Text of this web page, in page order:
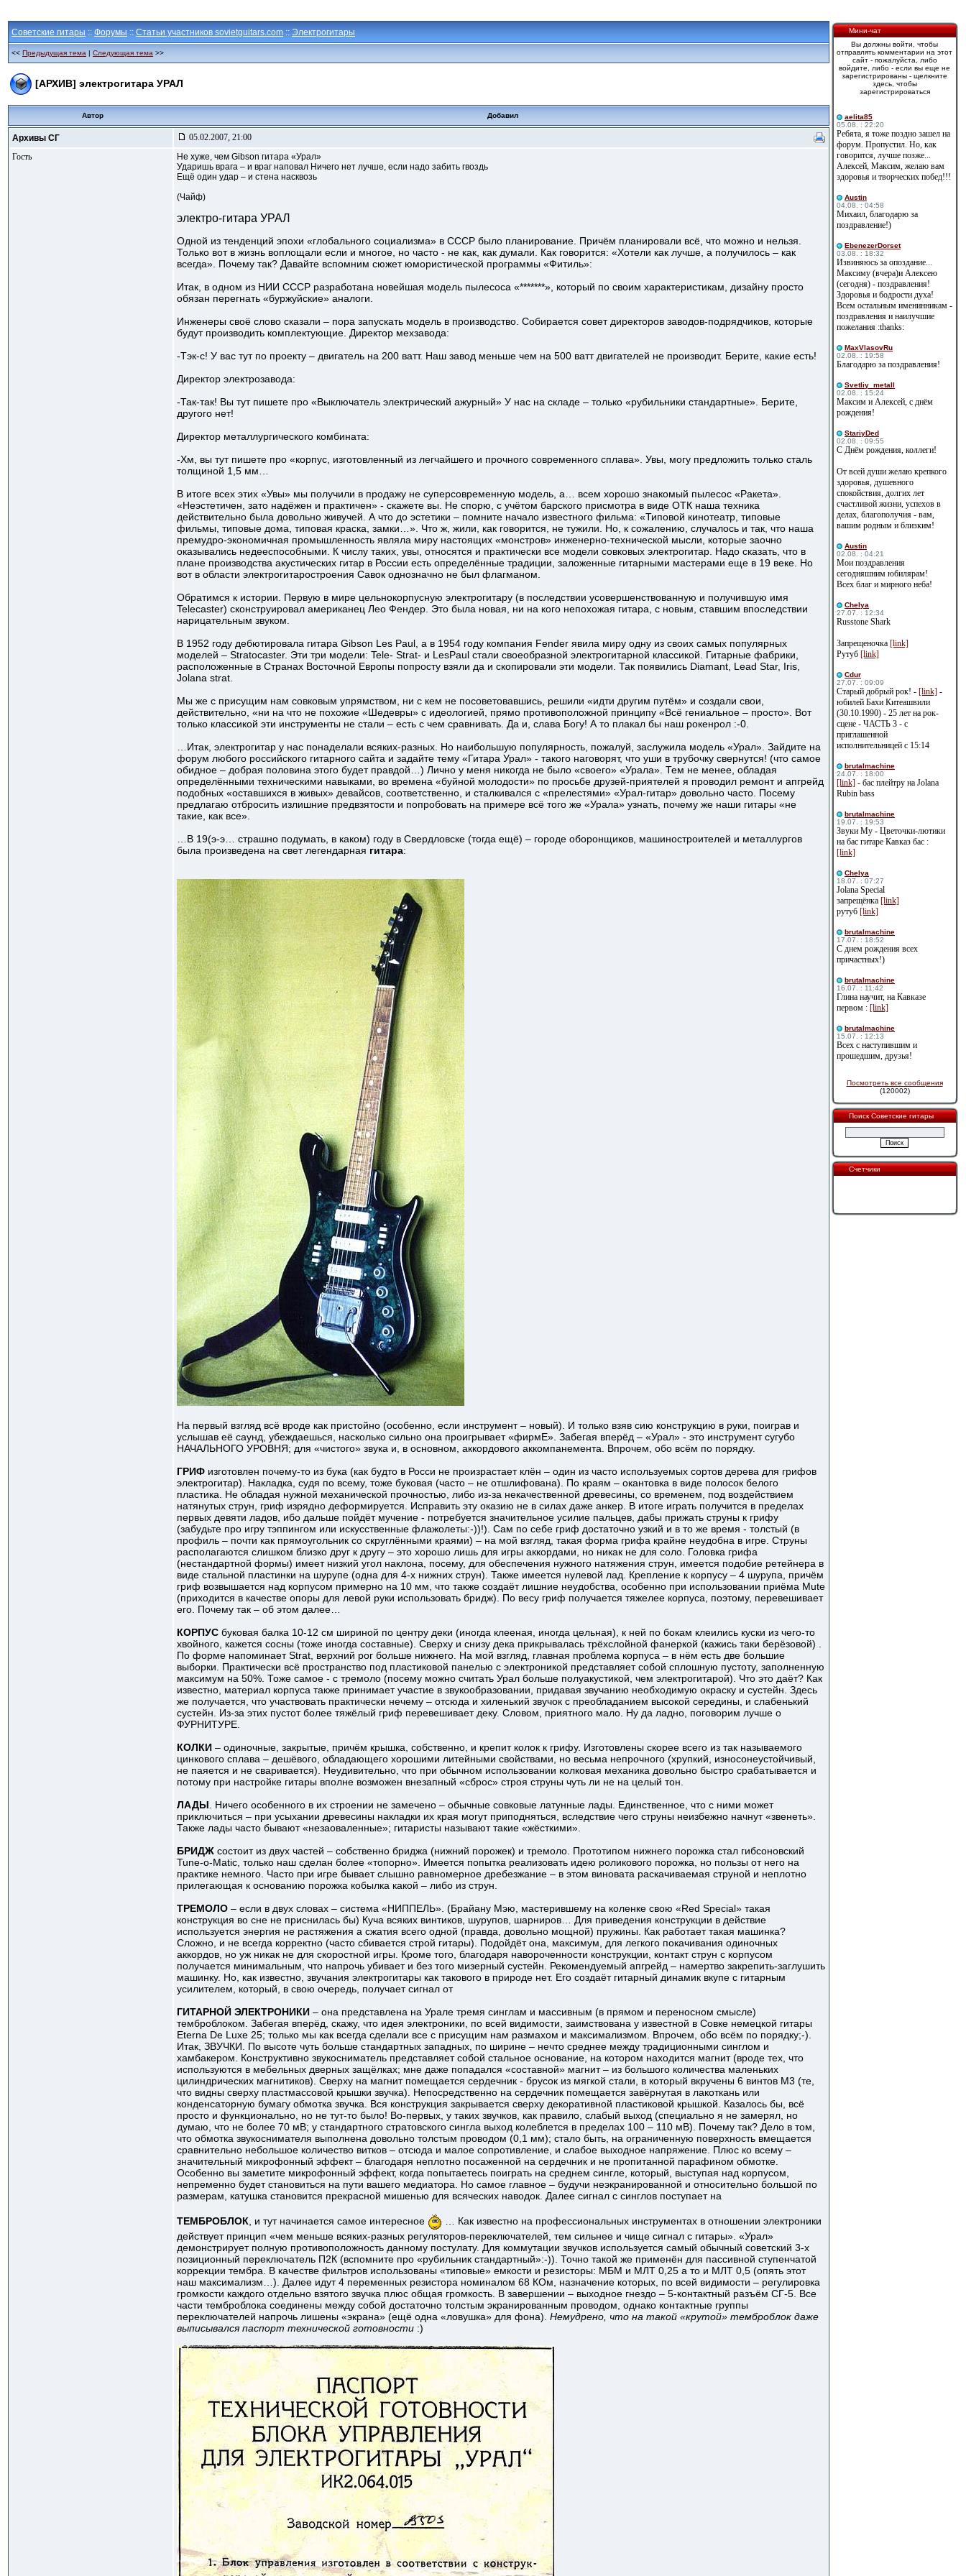
Советские гитары :: Форумы :: Статьи участников sovietguitars.com :: Электрогитары
<< Предыдущая тема | Следующая тема >>
[АРХИВ] электрогитара УРАЛ
Автор Добавил
Архивы СГ
05.02.2007, 21:00
Гость
Не хуже, чем Gibson гитара «Урал»
Ударишь врага – и враг наповал Ничего нет лучше, если надо забить гвоздь
Ещё один удар – и стена насквозь
(Чайф)
электро-гитара УРАЛ
Одной из тенденций эпохи «глобального социализма» в СССР было планирование. Причём планировали всё, что можно и нельзя.
Только вот в жизнь воплощали если и многое, но часто - не как, как думали. Как говорится: «Хотели как лучше, а получилось – как
всегда». Почему так? Давайте вспомним сюжет юмористической программы «Фитиль»:
Итак, в одном из НИИ СССР разработана новейшая модель пылесоса «*******», который по своим характеристикам, дизайну просто
обязан перегнать «буржуйские» аналоги.
Инженеры своё слово сказали – пора запускать модель в производство. Собирается совет директоров заводов-подрядчиков, которые
будут производить комплектующие. Директор мехзавода:
-Тэк-с! У вас тут по проекту – двигатель на 200 ватт. Наш завод меньше чем на 500 ватт двигателей не производит. Берите, какие есть!
Директор электрозавода:
-Так-так! Вы тут пишете про «Выключатель электрический ажурный» У нас на складе – только «рубильники стандартные». Берите,
другого нет!
Директор металлургического комбината:
-Хм, вы тут пишете про «корпус, изготовленный из легчайшего и прочного современного сплава». Увы, могу предложить только сталь
толщиной 1,5 мм…
В итоге всех этих «Увы» мы получили в продажу не суперсовременную модель, а… всем хорошо знакомый пылесос «Ракета».
«Неэстетичен, зато надёжен и практичен» - скажете вы. Не спорю, с учётом барского присмотра в виде ОТК наша техника
действительно была довольно живучей. А что до эстетики – помните начало известного фильма: «Типовой кинотеатр, типовые
фильмы, типовые дома, типовая краска, замки…». Что ж, жили, как говорится, не тужили. Но, к сожалению, случалось и так, что наша
премудро-экономичная промышленность являла миру настоящих «монстров» инженерно-технической мысли, которые заочно
оказывались недееспособными. К числу таких, увы, относятся и практически все модели совковых электрогитар. Надо сказать, что в
плане производства акустических гитар в России есть определённые традиции, заложенные гитарными мастерами еще в 19 веке. Но
вот в области электрогитаростроения Савок однозначно не был флагманом.
Обратимся к истории. Первую в мире цельнокорпусную электрогитару (в последствии усовершенствованную и получившую имя
Telecaster) сконструировал американец Лео Фендер. Это была новая, ни на кого непохожая гитара, с новым, ставшим впоследствии
нарицательным звуком.
В 1952 году дебютировала гитара Gibson Les Paul, а в 1954 году компания Fender явила миру одну из своих самых популярных
моделей – Stratoсaster. Эти три модели: Tele- Strat- и LesPaul стали своеобразной электрогитарной классикой. Гитарные фабрики,
расположенные в Странах Восточной Европы попросту взяли да и скопировали эти модели. Так появились Diamant, Lead Star, Iris,
Jolana strat.
Мы же с присущим нам совковым упрямством, ни с кем не посоветовавшись, решили «идти другим путём» и создали свои,
действительно, «ни на что не похожие «Шедевры» с идеологией, прямо противоположной принципу «Всё гениальное – просто». Вот
только классикой эти инструменты не стали – есть с чем сравнивать. Да и, слава Богу! А то плакал бы наш рокенрол :-0.
…Итак, электрогитар у нас понаделали всяких-разных. Но наибольшую популярность, пожалуй, заслужила модель «Урал». Зайдите на
форум любого российского гитарного сайта и задайте тему «Гитара Урал» - такого наговорят, что уши в трубочку свернутся! (что самое
обидное – добрая половина этого будет правдой…) Лично у меня никогда не было «своего» «Урала». Тем не менее, обладая
определёнными техническими навыками, во времена «буйной молодости» по просьбе друзей-приятелей я проводил ремонт и апгрейд
подобных «оставшихся в живых» девайсов, соответственно, и сталкивался с «прелестями» «Урал-гитар» довольно часто. Посему
предлагаю отбросить излишние предвзятости и попробовать на примере всё того же «Урала» узнать, почему же наши гитары «не
такие, как все».
…В 19(э-э… страшно подумать, в каком) году в Свердловске (тогда ещё) – городе оборонщиков, машиностроителей и металлургов
была произведена на свет легендарная гитара:
На первый взгляд всё вроде как пристойно (особенно, если инструмент – новый). И только взяв сию конструкцию в руки, поиграв и
услышав её саунд, убеждаешься, насколько сильно она проигрывает «фирмЕ». Забегая вперёд – «Урал» - это инструмент сугубо
НАЧАЛЬНОГО УРОВНЯ; для «чистого» звука и, в основном, аккордового аккомпанемента. Впрочем, обо всём по порядку.
ГРИФ изготовлен почему-то из бука (как будто в Росси не произрастает клён – один из часто используемых сортов дерева для грифов
электрогитар). Накладка, судя по всему, тоже буковая (часто – не отшлифована). По краям – окантовка в виде полосок белого
пластика. Не обладая нужной механической прочностью, либо из-за некачественной древесины, со временем, под воздействием
натянутых струн, гриф изрядно деформируется. Исправить эту оказию не в силах даже анкер. В итоге играть получится в пределах
первых девяти ладов, ибо дальше пойдёт мучение - потребуется значительное усилие пальцев, дабы прижать струны к грифу
(забудьте про игру тэппингом или искусственные флажолеты:-))!). Сам по себе гриф достаточно узкий и в то же время - толстый (в
профиль – почти как прямоугольник со скруглёнными краями) – на мой взгляд, такая форма грифа крайне неудобна в игре. Струны
располагаются слишком близко друг к другу – это хорошо лишь для игры аккордами, но никак не для соло. Головка грифа
(нестандартной формы) имеет низкий угол наклона, посему, для обеспечения нужного натяжения струн, имеется подобие ретейнера в
виде стальной пластинки на шурупе (одна для 4-х нижних струн). Также имеется нулевой лад. Крепление к корпусу – 4 шурупа, причём
гриф возвышается над корпусом примерно на 10 мм, что также создаёт лишние неудобства, особенно при использовании приёма Mute
(приходится в качестве опоры для левой руки использовать бридж). По весу гриф получается тяжелее корпуса, поэтому, перевешивает
его. Почему так – об этом далее…
КОРПУС буковая балка 10-12 см шириной по центру деки (иногда клееная, иногда цельная), к ней по бокам клеились куски из чего-то
хвойного, кажется сосны (тоже иногда составные). Сверху и снизу дека прикрывалась трёхслойной фанеркой (кажись таки берёзовой) .
По форме напоминает Strat, верхний рог больше нижнего. На мой взгляд, главная проблема корпуса – в нём есть две большие
выборки. Практически всё пространство под пластиковой панелью с электроникой представляет собой сплошную пустоту, заполненную
максимум на 50%. Тоже самое - с тремоло (посему можно считать Урал больше полуакустикой, чем электрогитарой). Что это даёт? Как
известно, материал корпуса также принимает участие в звукообразовании, придавая звучанию необходимую окраску и сустейн. Здесь
же получается, что участвовать практически нечему – отсюда и хиленький звучок с преобладанием высокой середины, и слабенький
сустейн. Из-за этих пустот более тяжёлый гриф перевешивает деку. Словом, приятного мало. Ну да ладно, поговорим лучше о
ФУРНИТУРЕ.
КОЛКИ – одиночные, закрытые, причём крышка, собственно, и крепит колок к грифу. Изготовлены скорее всего из так называемого
цинкового сплава – дешёвого, обладающего хорошими литейными свойствами, но весьма непрочного (хрупкий, износонеустойчивый,
не паяется и не сваривается). Неудивительно, что при обычном использовании колковая механика довольно быстро срабатывается и
потому при настройке гитары вполне возможен внезапный «сброс» строя струны чуть ли не на целый тон.
ЛАДЫ . Ничего особенного в их строении не замечено – обычные совковые латунные лады. Единственное, что с ними может
приключиться – при усыхании древесины накладки их края могут приподняться, вследствие чего струны неизбежно начнут «звенеть».
Также лады часто бывают «незаоваленные»; гитаристы называют такие «жёсткими».
БРИДЖ состоит из двух частей – собственно бриджа (нижний порожек) и тремоло. Прототипом нижнего порожка стал гибсоновский
Tune-o-Matic, только наш сделан более «топорно». Имеется попытка реализовать идею роликового порожка, но пользы от него на
практике немного. Часто при игре бывает слышно равномерное дребезжание – в этом виновата раскачиваемая струной и неплотно
прилегающая к основанию порожка кобылка какой – либо из струн.
ТРЕМОЛО – если в двух словах – система «НИППЕЛЬ». (Брайану Мэю, мастерившему на коленке свою «Red Special» такая
конструкция во сне не приснилась бы) Куча всяких винтиков, шурупов, шарниров… Для приведения конструкции в действие
используется энергия не растяжения а сжатия всего одной (правда, довольно мощной) пружины. Как работает такая машинка?
Сложно, и не всегда корректно (часто сбивается строй гитары). Подойдёт она, максимум, для легкого покачивания одиночных
аккордов, но уж никак не для скоростной игры. Кроме того, благодаря навороченности конструкции, контакт струн с корпусом
получается минимальным, что напрочь убивает и без того мизерный сустейн. Рекомендуемый апгрейд – намертво закрепить-заглушить
машинку. Но, как известно, звучания электрогитары как такового в природе нет. Его создаёт гитарный динамик вкупе с гитарным
усилителем, который, в свою очередь, получает сигнал от
ГИТАРНОЙ ЭЛЕКТРОНИКИ – она представлена на Урале тремя синглам и массивным (в прямом и переносном смысле)
темброблоком. Забегая вперёд, скажу, что идея электроники, по всей видимости, заимствована у известной в Совке немецкой гитары
Eterna De Luxe 25; только мы как всегда сделали все с присущим нам размахом и максимализмом. Впрочем, обо всём по порядку;-).
Итак, ЗВУЧКИ. По высоте чуть больше стандартных западных, по ширине – нечто среднее между традиционными синглом и
хамбакером. Конструктивно звукосниматель представляет собой стальное основание, на котором находится магнит (вроде тех, что
используются в мебельных дверных защёлках; мне даже попадался «составной» магнит – из большого количества маленьких
цилиндрических магнитиков). Сверху на магнит помещается сердечник - брусок из мягкой стали, в который вкручены 6 винтов М3 (те,
что видны сверху пластмассовой крышки звучка). Непосредственно на сердечник помещается завёрнутая в лакоткань или
конденсаторную бумагу обмотка звучка. Вся конструкция закрывается сверху декоративной пластиковой крышкой. Казалось бы, всё
просто и функционально, но не тут-то было! Во-первых, у таких звучков, как правило, слабый выход (специально я не замерял, но
думаю, что не более 70 мВ; у стандартного стратовского сингла выход колеблется в пределах 100 – 110 мВ). Почему так? Дело в том,
что обмотка звукоснимателя выполнена довольно толстым проводом (0,1 мм); стало быть, на ограниченную поверхность вмещается
сравнительно небольшое количество витков – отсюда и малое сопротивление, и слабое выходное напряжение. Плюс ко всему –
значительный микрофонный эффект – благодаря неплотно посаженной на сердечник и не пропитанной парафином обмотке.
Особенно вы заметите микрофонный эффект, когда попытаетесь поиграть на среднем сингле, который, выступая над корпусом,
непременно будет становиться на пути вашего медиатора. Но самое главное – будучи неэкранированной и относительно большой по
размерам, катушка становится прекрасной мишенью для всяческих наводок. Далее сигнал с синглов поступает на
ТЕМБРОБЛОК , и тут начинается самое интересное
… Как известно на профессиональных инструментах в отношении электроники
действует принцип «чем меньше всяких-разных регуляторов-переключателей, тем сильнее и чище сигнал с гитары». «Урал»
демонстрирует полную противоположность данному постулату. Для коммутации звучков используется самый обычный советский 3-х
позиционный переключатель П2К (вспомните про «рубильник стандартный»:-)). Точно такой же применён для пассивной ступенчатой
коррекции тембра. В качестве фильтров использованы «типовые» емкости и резисторы: МБМ и МЛТ 0,25 а то и МЛТ 0,5 (опять этот
наш максимализм…). Далее идут 4 переменных резистора номиналом 68 КОм, назначение которых, по всей видимости – регулировка
громкости каждого отдельно взятого звучка плюс общая громкость. В завершении – выходное гнездо – 5-контактный разъём СГ-5. Все
части темброблока соединены между собой достаточно толстым экранированным проводом, однако контактные группы
переключателей напрочь лишены «экрана» (ещё одна «ловушка» для фона). Немудрено, что на такой «крутой» темброблок даже
выписывался паспорт технической готовности :)
Мини-чат
Вы должны войти, чтобы
отправлять комментарии на этот
сайт - пожалуйста, либо
войдите, либо - если вы еще не
зарегистрированы - щелкните
здесь, чтобы
зарегистрироваться
aelita85
05.08. : 22:20
Ребята, я тоже поздно зашел на
форум. Пропустил. Но, как
говорится, лучше позже...
Алексей, Максим, желаю вам
здоровья и творческих побед!!!
Austin
04.08. : 04:58
Михаил, благодарю за
поздравление!)
EbenezerDorset
03.08. : 18:32
Извиняюсь за опоздание...
Максиму (вчера)и Алексею
(сегодня) - поздравления!
Здоровья и бодрости духа!
Всем остальным именинникам -
поздравления и наилучшие
пожелания :thanks:
MaxVlasovRu
02.08. : 19:58
Благодарю за поздравления!
Svetliy_metall
02.08. : 15:24
Максим и Алексей, с днём
рождения!
StariyDed
02.08. : 09:55
С Днём рождения, коллеги!
От всей души желаю крепкого
здоровья, душевного
спокойствия, долгих лет
счастливой жизни, успехов в
делах, благополучия - вам,
вашим родным и близким!
Austin
02.08. : 04:21
Мои поздравления
сегодняшним юбилярам!
Всех благ и мирного неба!
Сhelya
27.07. : 12:34
Russtone Shark
Запрещеночка [link]
Рутуб [link]
Cdur
27.07. : 09:09
Старый добрый рок! - [link] -
юбилей Бахи Китеашвили
(30.10.1990) - 25 лет на рок-
сцене - ЧАСТЬ 3 - с
приглашенной
исполнительницей с 15:14
brutalmachine
24.07. : 18:00
[link] - бас плейтру на Jolana
Rubin bass
brutalmachine
19.07. : 19:53
Звуки Му - Цветочки-лютики
на бас гитаре Кавказ бас :
[link]
Сhelya
18.07. : 07:27
Jolana Special
запрещёнка [link]
рутуб [link]
brutalmachine
17.07. : 18:52
С днем рождения всех
причастных!)
brutalmachine
16.07. : 11:42
Глина научит, на Кавказе
первом : [link]
brutalmachine
15.07. : 12:13
Всех с наступившим и
прошедшим, друзья!
Посмотреть все сообщения
(120002)
Поиск Советские гитары
Счетчики